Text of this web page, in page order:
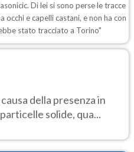
Di lei si sono perse le tracce
e capelli castani, e non ha con
stato tracciato a Torino"
della presenza in
solide, qua...